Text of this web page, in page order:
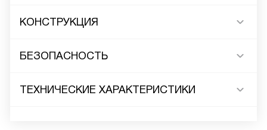
КОНСТРУКЦИЯ
БЕЗОПАСНОСТЬ
ТЕХНИЧЕСКИЕ ХАРАКТЕРИСТИКИ